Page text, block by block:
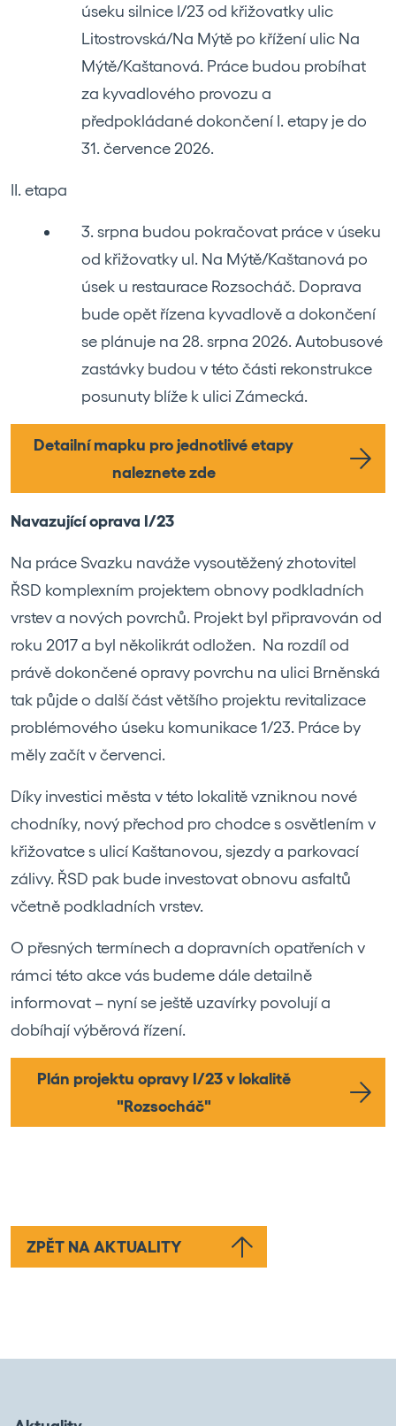
úseku silnice I/23 od křižovatky ulic
Litostrovská/Na Mýtě po křížení ulic Na
Mýtě/Kaštanová. Práce budou probíhat
za kyvadlového provozu a
předpokládané dokončení I. etapy je do
31. července 2026.
II. etapa
3. srpna budou pokračovat práce v úseku
od křižovatky ul. Na Mýtě/Kaštanová po
úsek u restaurace Rozsocháč. Doprava
bude opět řízena kyvadlově a dokončení
se plánuje na 28. srpna 2026. Autobusové
zastávky budou v této části rekonstrukce
posunuty blíže k ulici Zámecká.
Detailní mapku pro jednotlivé etapy
naleznete zde
Navazující oprava I/23
Na práce Svazku naváže vysoutěžený zhotovitel
ŘSD komplexním projektem obnovy podkladních
vrstev a nových povrchů. Projekt byl připravován od
roku 2017 a byl několikrát odložen. Na rozdíl od
právě dokončené opravy povrchu na ulici Brněnská
tak půjde o další část většího projektu revitalizace
problémového úseku komunikace 1/23. Práce by
měly začít v červenci.
Díky investici města v této lokalitě vzniknou nové
chodníky, nový přechod pro chodce s osvětlením v
křižovatce s ulicí Kaštanovou, sjezdy a parkovací
zálivy. ŘSD pak bude investovat obnovu asfaltů
včetně podkladních vrstev.
O přesných termínech a dopravních opatřeních v
rámci této akce vás budeme dále detailně
informovat – nyní se ještě uzavírky povolují a
dobíhají výběrová řízení.
Plán projektu opravy I/23 v lokalitě
"Rozsocháč"
ZPĚT NA AKTUALITY